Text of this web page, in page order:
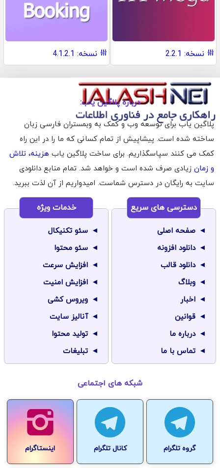
نسخه: 2.2.1 نسخه: 4.1.2.1
درباره پلاگین یاب:
پلاگین یاب برای توسعه وب و کمک به وبمستران فارسی زبان
ساخته شده است. پیشاپیش از تمام کسانی که ما را در این راه
کمک می کنند سپاسگذاریم. برای ساخت پلاگین یاب هزینه، تلاش
و زمان زیادی صرف شده است و خواهد شد. تمام منابع دانلودی
سایت به رایگان در دسترس شماست. امیدواریم از آن لذت ببرید.
دسترسی های سریع
صفحه اصلی
دانلود افزونه
دانلود قالب
وبلاگ
اخبار
قوانین
درباره ما
تماس با ما
خدمات ویژه
سئو تکنیکال
سئو محتوا
افزایش سرعت
افزایش امنیت
ویروس کشی
آنالیز سایت
تولید محتوا
تبلیغات
شبکه های اجتماعی
گروه تلگرام کانال تلگرام اینستاگرام